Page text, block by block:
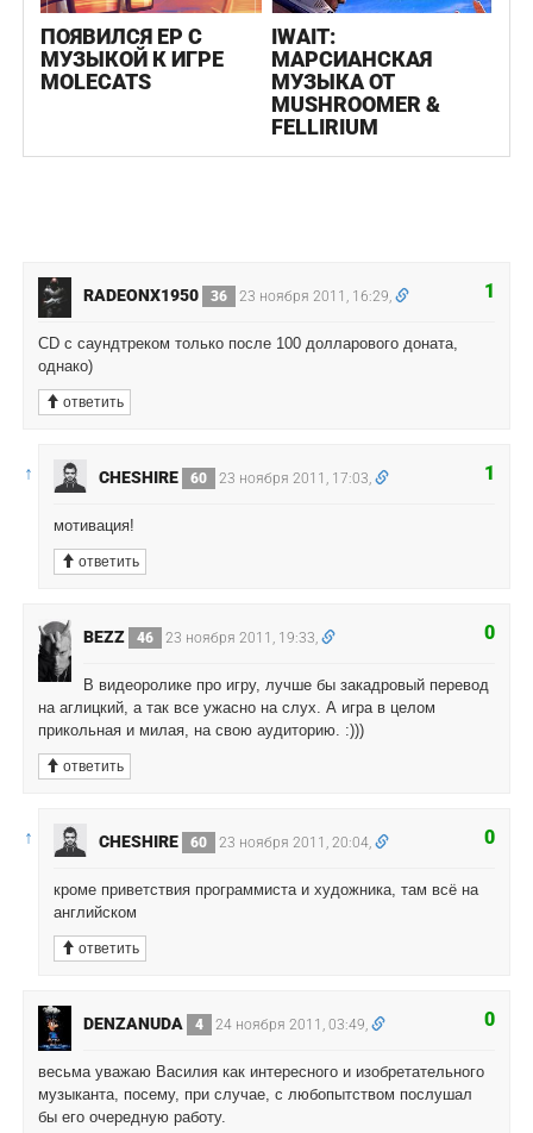
ПОЯВИЛСЯ EP С
МУЗЫКОЙ К ИГРЕ
MOLECATS
IWAIT:
МАРСИАНСКАЯ
МУЗЫКА ОТ
MUSHROOMER &
FELLIRIUM
1
RADEONX1950 36 23 ноября 2011, 16:29,
CD с саундтреком только после 100 долларового доната,
однако)
ответить
↑ 1
CHESHIRE 60 23 ноября 2011, 17:03,
мотивация!
ответить
0
BEZZ 46 23 ноября 2011, 19:33,
В видеоролике про игру, лучше бы закадровый перевод
на аглицкий, а так все ужасно на слух. А игра в целом
прикольная и милая, на свою аудиторию. :)))
ответить
↑ 0
CHESHIRE 60 23 ноября 2011, 20:04,
кроме приветствия программиста и художника, там всё на
английском
ответить
0
DENZANUDA 4 24 ноября 2011, 03:49,
весьма уважаю Василия как интересного и изобретательного
музыканта, посему, при случае, с любопытством послушал
бы его очередную работу.